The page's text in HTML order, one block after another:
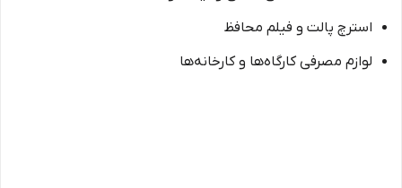
استرچ پالت و فیلم محافظ
لوازم مصرفی کارگاه‌ها و کارخانه‌ها